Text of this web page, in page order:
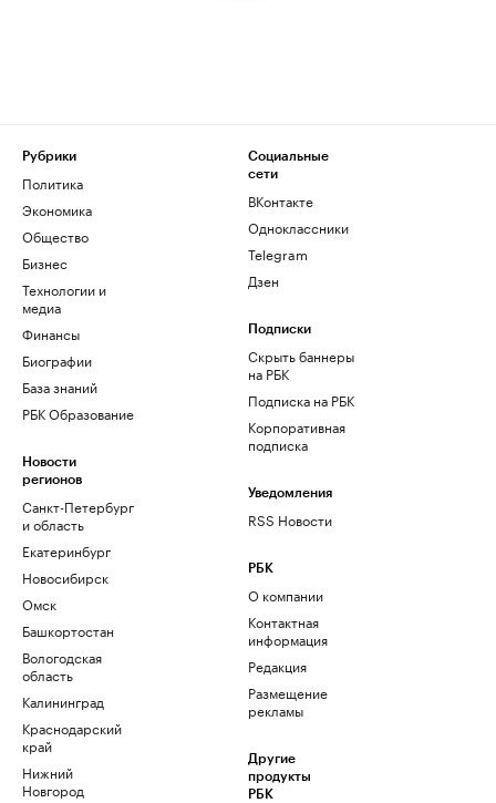
Рубрики
Политика
Экономика
Общество
Бизнес
Технологии и
медиа
Финансы
Биографии
База знаний
РБК Образование
Новости
регионов
Санкт-Петербург
и область
Екатеринбург
Новосибирск
Омск
Башкортостан
Вологодская
область
Калининград
Краснодарский
край
Нижний
Новгород
Социальные
сети
ВКонтакте
Одноклассники
Telegram
Дзен
Подписки
Скрыть баннеры
на РБК
Подписка на РБК
Корпоративная
подписка
Уведомления
RSS Новости
РБК
О компании
Контактная
информация
Редакция
Размещение
рекламы
Другие
продукты
РБК